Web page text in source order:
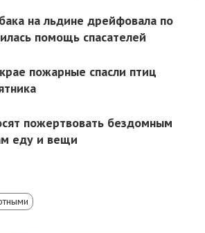
на льдине дрейфовала по
помощь спасателей
пожарные спасли птиц
пожертвовать бездомным
еду и вещи